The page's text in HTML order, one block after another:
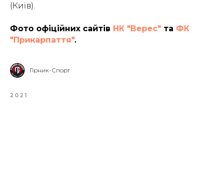
(Київ).
Фото офіційних сайтів НК "Верес" та ФК
"Прикарпаття".
Гірник-Спорт
2021